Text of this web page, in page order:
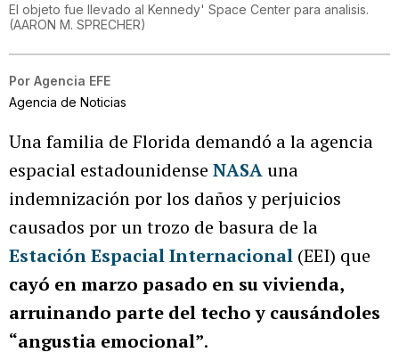
El objeto fue llevado al Kennedy' Space Center para analisis.
(AARON M. SPRECHER)
Por Agencia EFE
Agencia de Noticias
Una familia de Florida demandó a la agencia
espacial estadounidense NASA una
indemnización por los daños y perjuicios
causados por un trozo de basura de la
Estación Espacial Internacional (EEI) que
cayó en marzo pasado en su vivienda,
arruinando parte del techo y causándoles
“angustia emocional”.